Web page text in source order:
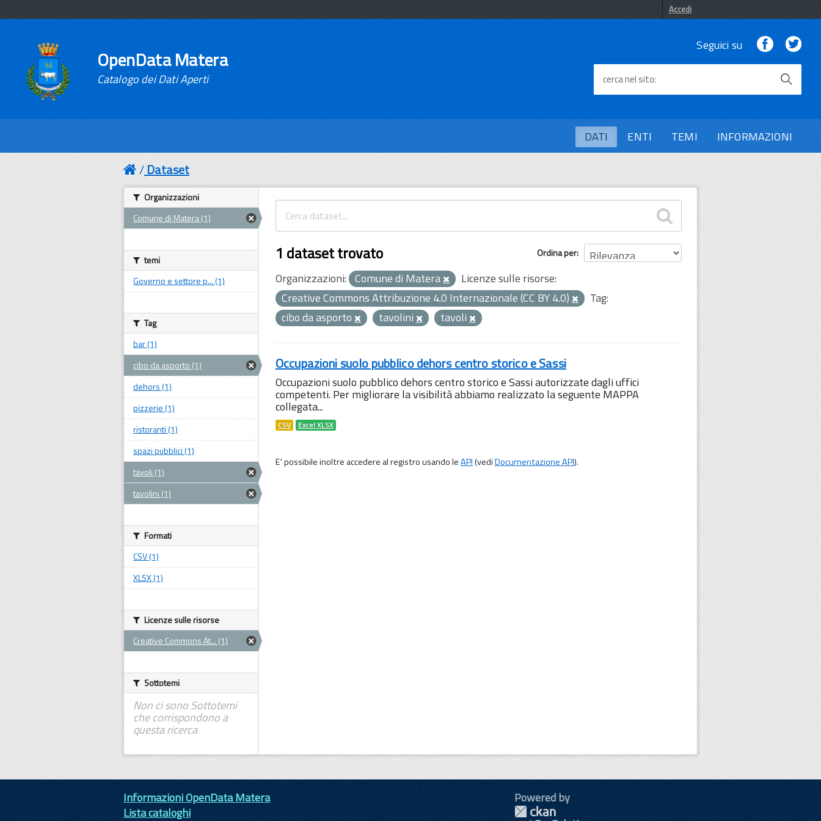
Accedi
OpenData Matera
Catalogo dei Dati Aperti
Seguici su Facebook
cerca nel sito
DATI ENTI TEMI INFORMAZIONI
Dataset
Ordina per
1 dataset trovato
Organizzazioni: Comune di Matera
Licenze sulle risorse:
Creative Commons Attribuzione 4.0 Internazionale (CC BY 4.0)
Tag:
cibo da asporto
tavolini tavoli
Occupazioni suolo pubblico dehors centro storico e Sassi
Occupazioni suolo pubblico dehors centro storico e Sassi autorizzate dagli uffici
competenti. Per migliorare la visibilità abbiamo realizzato la seguente MAPPA
collegata...
CSV Excel XLSX
E' possibile inoltre accedere al registro usando leAPI(vediDocumentazione API).
Organizzazioni
Comune di Matera (1)
temi
Governo e settore p... (1)
Tag
bar (1)
cibo da asporto (1)
dehors (1)
pizzerie (1)
ristoranti (1)
spazi pubblici (1)
tavoli (1)
tavolini (1)
Formati
CSV (1)
XLSX (1)
Licenze sulle risorse
Creative Commons At... (1)
Sottotemi
Non ci sono Sottotemi
che corrispondono a
questa ricerca
Informazioni OpenData Matera
Lista cataloghi
Powered by